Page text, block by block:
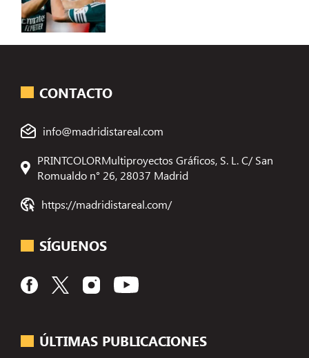
ÚLTIMAS PUBLICACIONES
CONTACTO
info@madridistareal.com
PRINTCOLORMultiproyectos Gráficos, S. L. C/ San
Romualdo n° 26, 28037 Madrid
https://madridistareal.com/
SÍGUENOS